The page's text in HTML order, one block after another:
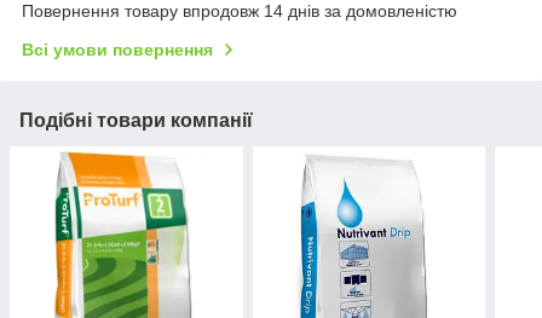
Повернення товару впродовж 14 днів за домовленістю
Всі умови повернення
Подібні товари компанії